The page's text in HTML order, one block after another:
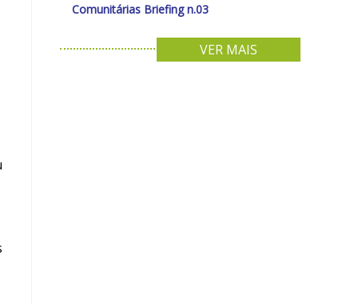
Comunitárias Briefing n.03
VER MAIS